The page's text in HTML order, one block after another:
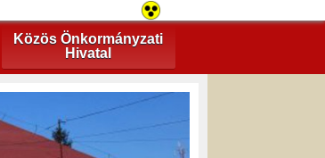
Közös Önkormányzati
Hivatal